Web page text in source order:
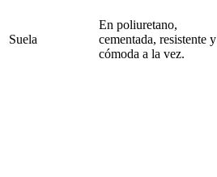
Suela
En poliuretano,
cementada, resistente y
cómoda a la vez.